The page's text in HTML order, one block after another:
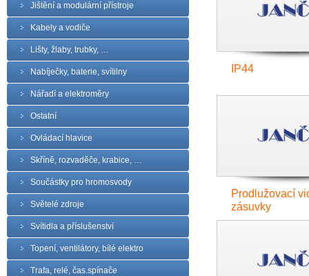
Jištění a modulární přístroje
Kabely a vodiče
Lišty, žlaby, trubky, …
Nabíječky, baterie, svítilny
Nářadí a elektroměry
Ostatní
Ovládací hlavice
Skříně, rozvaděče, krabice, …
Součástky pro hromosvody
Světelé zdroje
Svítidla a příslušenství
Topení, ventilátory, bílé elektro
Trafa, relé, čas.spínače
IP44
Prodlužovací
zásuvky